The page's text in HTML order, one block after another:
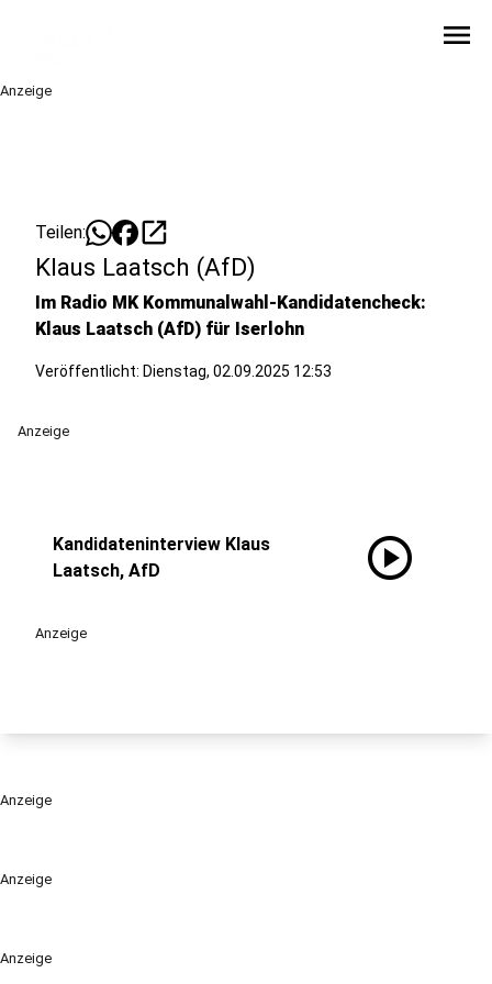
menu
Anzeige
Anzeige
Anzeige
Teilen: open_in_new
Klaus Laatsch (AfD)
Im Radio MK Kommunalwahl-Kandidatencheck:
Klaus Laatsch (AfD) für Iserlohn
Veröffentlicht: Dienstag, 02.09.2025 12:53
Anzeige
Kandidateninterview Klaus
Laatsch, AfD
play_circle
Anzeige
Anzeige